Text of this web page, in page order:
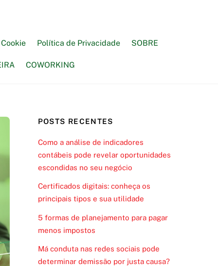
Política de Privacidade SOBRE
COWORKING
POSTS RECENTES
Como a análise de indicadores
contábeis pode revelar oportunidades
escondidas no seu negócio
Certificados digitais: conheça os
principais tipos e sua utilidade
5 formas de planejamento para pagar
menos impostos
Má conduta nas redes sociais pode
determinar demissão por justa causa?